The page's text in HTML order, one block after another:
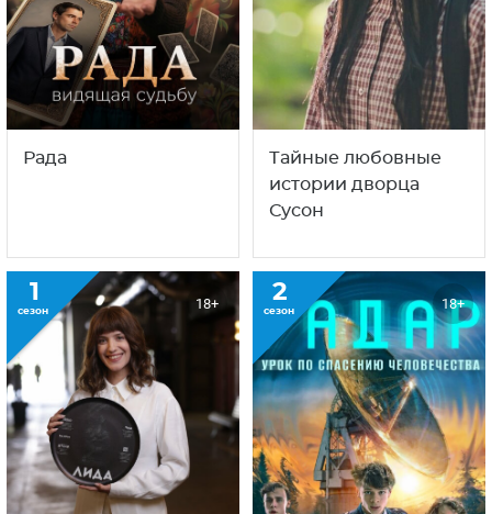
Рада
Тайные любовные
истории дворца
Сусон
1
сезон 18+ 2
сезон 18+